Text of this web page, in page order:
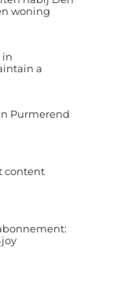
woning
a
Purmerend
content